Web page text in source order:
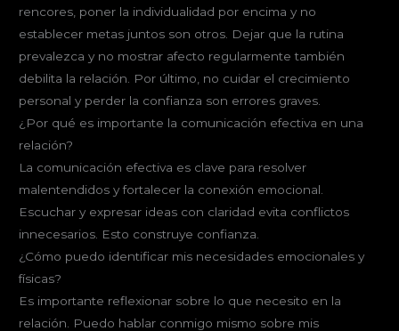
rencores, poner la individualidad por encima y no
establecer metas juntos son otros. Dejar que la rutina
prevalezca y no mostrar afecto regularmente también
debilita la relación. Por último, no cuidar el crecimiento
personal y perder la confianza son errores graves.
¿Por qué es importante la comunicación efectiva en una
relación?
La comunicación efectiva es clave para resolver
malentendidos y fortalecer la conexión emocional.
Escuchar y expresar ideas con claridad evita conflictos
innecesarios. Esto construye confianza.
¿Cómo puedo identificar mis necesidades emocionales y
físicas?
Es importante reflexionar sobre lo que necesito en la
relación. Puedo hablar conmigo mismo sobre mis